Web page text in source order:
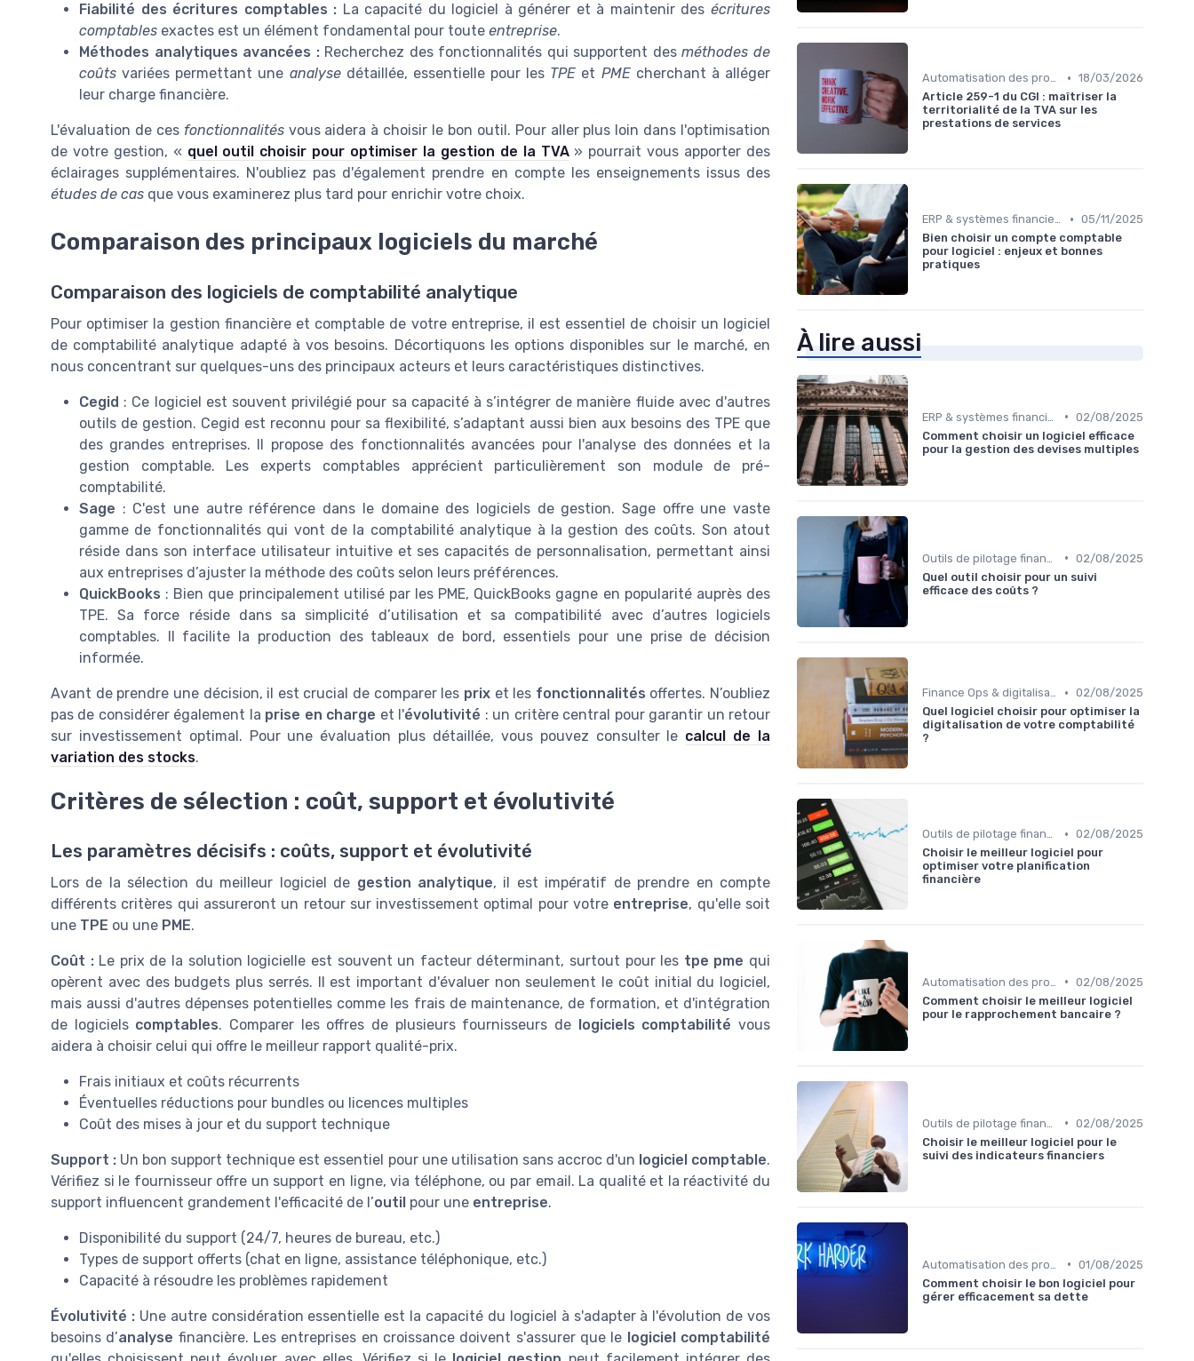
Fiabilité des écritures comptables : La capacité du logiciel à générer et à maintenir desécritures
comptables exactes est un élément fondamental pour toute entreprise.
Méthodes analytiques avancées :Recherchez des fonctionnalités qui supportent desméthodes de
coûts variées permettant une analysedétaillée, essentielle pour les TPE et PMEcherchant à alléger
leur charge financière.
L'évaluation de ces fonctionnalitésvous aidera à choisir le bon outil. Pour aller plus loin dans l'optimisation
de votre gestion, « quel outil choisir pour optimiser la gestion de la TVA» pourrait vous apporter des
éclairages supplémentaires. N'oubliez pas d'également prendre en compte les enseignements issus des
études de cas que vous examinerez plus tard pour enrichir votre choix.
Comparaison des principaux logiciels du marché
Comparaison des logiciels de comptabilité analytique
Pour optimiser la gestion financière et comptable de votre entreprise, il est essentiel de choisir un logiciel
de comptabilité analytique adapté à vos besoins. Décortiquons les options disponibles sur le marché, en
nous concentrant sur quelques-uns des principaux acteurs et leurs caractéristiques distinctives.
Cegid : Ce logiciel est souvent privilégié pour sa capacité à s’intégrer de manière fluide avec d'autres
outils de gestion. Cegid est reconnu pour sa flexibilité, s’adaptant aussi bien aux besoins des TPE que
des grandes entreprises. Il propose des fonctionnalités avancées pour l'analyse des données et la
gestion comptable. Les experts comptables apprécient particulièrement son module de pré-
comptabilité.
Sage : C'est une autre référence dans le domaine des logiciels de gestion. Sage offre une vaste
gamme de fonctionnalités qui vont de la comptabilité analytique à la gestion des coûts. Son atout
réside dans son interface utilisateur intuitive et ses capacités de personnalisation, permettant ainsi
aux entreprises d’ajuster la méthode des coûts selon leurs préférences.
QuickBooks : Bien que principalement utilisé par les PME, QuickBooks gagne en popularité auprès des
TPE. Sa force réside dans sa simplicité d’utilisation et sa compatibilité avec d’autres logiciels
comptables. Il facilite la production des tableaux de bord, essentiels pour une prise de décision
informée.
Avant de prendre une décision, il est crucial de comparer les prixet les fonctionnalités offertes. N’oubliez
pas de considérer également la prise en charge et l'évolutivité : un critère central pour garantir un retour
sur investissement optimal. Pour une évaluation plus détaillée, vous pouvez consulter le calcul de la
variation des stocks.
Critères de sélection : coût, support et évolutivité
Les paramètres décisifs : coûts, support et évolutivité
Lors de la sélection du meilleur logiciel de gestion analytique, il est impératif de prendre en compte
différents critères qui assureront un retour sur investissement optimal pour votre entreprise, qu'elle soit
une TPE ou une PME.
Coût :Le prix de la solution logicielle est souvent un facteur déterminant, surtout pour les tpe pme qui
opèrent avec des budgets plus serrés. Il est important d'évaluer non seulement le coût initial du logiciel,
mais aussi d'autres dépenses potentielles comme les frais de maintenance, de formation, et d'intégration
de logiciels comptables. Comparer les offres de plusieurs fournisseurs de logiciels comptabilité vous
aidera à choisir celui qui offre le meilleur rapport qualité-prix.
Frais initiaux et coûts récurrents
Éventuelles réductions pour bundles ou licences multiples
Coût des mises à jour et du support technique
Support : Un bon support technique est essentiel pour une utilisation sans accroc d'un logiciel comptable.
Vérifiez si le fournisseur offre un support en ligne, via téléphone, ou par email. La qualité et la réactivité du
support influencent grandement l'efficacité de l’outil pour une entreprise.
Disponibilité du support (24/7, heures de bureau, etc.)
Types de support offerts (chat en ligne, assistance téléphonique, etc.)
Capacité à résoudre les problèmes rapidement
Évolutivité :Une autre considération essentielle est la capacité du logiciel à s'adapter à l'évolution de vos
besoins d’analyse financière. Les entreprises en croissance doivent s'assurer que le logiciel comptabilité
Automatisation des processus financiers • 18/03/2026
Article 259-1 du CGI : maîtriser la
territorialité de la TVA sur les
prestations de services
ERP & systèmes financiers • 05/11/2025
Bien choisir un compte comptable
pour logiciel : enjeux et bonnes
pratiques
À lire aussi
• 02/08/2025
Comment choisir un logiciel efficace
pour la gestion des devises multiples
• 02/08/2025
Quel outil choisir pour un suivi
efficace des coûts ?
Finance Ops & digitalisation • 02/08/2025
Quel logiciel choisir pour optimiser la
digitalisation de votre comptabilité
?
Outils de pilotage financier & EPM • 02/08/2025
Choisir le meilleur logiciel pour
optimiser votre planification
financière
• 02/08/2025
Comment choisir le meilleur logiciel
pour le rapprochement bancaire ?
• 02/08/2025
Choisir le meilleur logiciel pour le
suivi des indicateurs financiers
• 01/08/2025
Comment choisir le bon logiciel pour
gérer efficacement sa dette